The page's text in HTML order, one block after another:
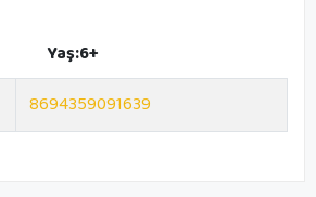
Yaş:6+
8694359091639